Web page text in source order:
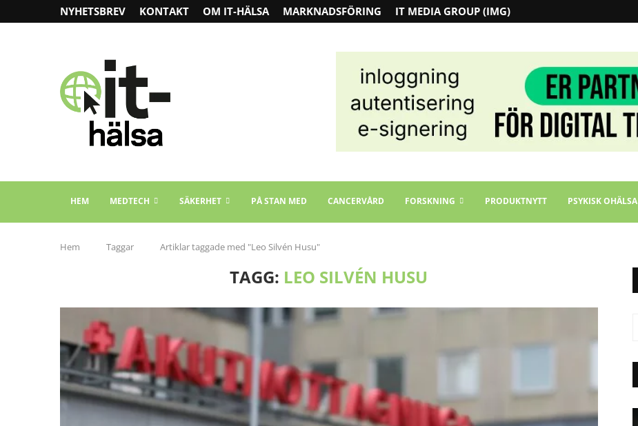
NYHETSBREV KONTAKT OM IT-HÄLSA MARKNADSFÖRING IT MEDIA GROUP (IMG)
HEM MEDTECH SÄKERHET PÅ STAN MED CANCERVÅRD FORSKNING PRODUKTNYTT PSYKISK OHÄLSA
Hem Taggar Artiklar taggade med "Leo Silvén Husu"
TAGG: LEO SILVÉN HUSU